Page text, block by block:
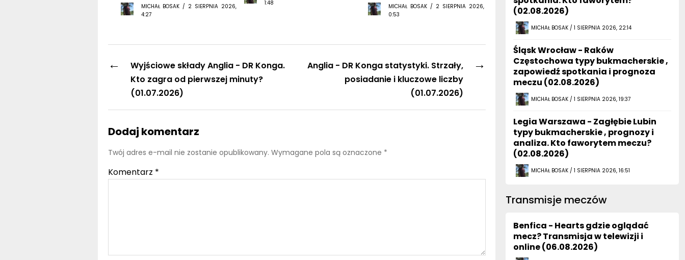
←
Wyjściowe składy Anglia - DR Konga.
Kto zagra od pierwszej minuty?
(01.07.2026)
→
Anglia - DR Konga statystyki. Strzały,
posiadanie i kluczowe liczby
(01.07.2026)
Dodaj komentarz
Twój adres e-mail nie zostanie opublikowany.
Komentarz*
Nazwa* Adres e-mail*
MICHAŁ BOSAK / 1 SIERPNIA 2026, 22:14
Śląsk Wrocław - Raków
Częstochowa typy bukmacherskie ,
zapowiedź spotkania i prognoza
meczu (02.08.2026)
MICHAŁ BOSAK / 1 SIERPNIA 2026, 19:37
Legia Warszawa - Zagłębie Lubin
analiza. Kto faworytem meczu?
(02.08.2026)
MICHAŁ BOSAK / 1 SIERPNIA 2026, 16:51
Transmisje meczów
Benfica - Hearts gdzie oglądać
online (06.08.2026)
MICHAŁ BOSAK / 6 SIERPNIA 2026, 11:54